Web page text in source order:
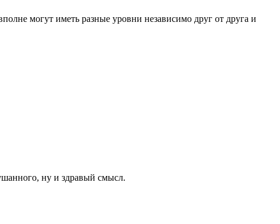
могут иметь разные уровни независимо друг от друга и
ну и здравый смысл.